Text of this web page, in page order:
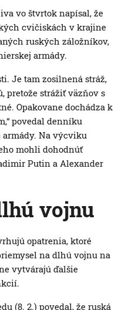
vo štvrtok napísal, že
cvičiskách v krajine
ruských záložníkov,
armády.
Je tam zosilnená stráž,
pretože strážiť väzňov s
Opakovane dochádza k
povedal denníku
armády. Na výcviku
mohli dohodnúť
Putin a Alexander
vojnu
opatrenia, ktoré
na dlhú vojnu na
vytvárajú ďalšie
(8. 2.) povedal, že ruská